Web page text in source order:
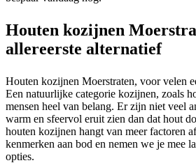
Houten kozijnen
allereerste alternatief
Houten kozijnen Moerstraten, voor velen
Een natuurlijke categorie kozijnen, zoals
mensen heel van belang. Er zijn niet veel
warm en sfeervol eruit zien dan dat hout
houten kozijnen hangt van meer factoren
kenmerken aan bod en nemen we je mee
opties.